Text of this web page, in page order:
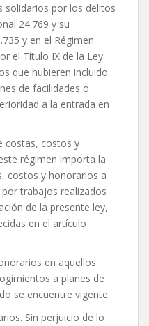
solidarios por los delitos
24.769 y su
y en el Régimen
el Título IX de la Ley
que hubieren incluido
de facilidades o
a la entrada en
costas, costos y
régimen importa la
costos y honorarios a
trabajos realizados
de la presente ley,
en el artículo
en aquellos
a planes de
se encuentre vigente.
Sin perjuicio de lo